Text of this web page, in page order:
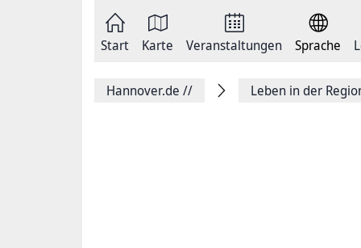
Start Karte Veranstaltungen Sprache
Hannover.de // Leben in der